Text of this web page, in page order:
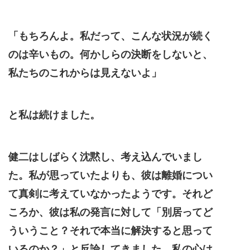
「もちろんよ。私だって、こんな状況が続く
のは辛いもの。何かしらの決断をしないと、
私たちのこれからは見えないよ」
と私は続けました。
健二はしばらく沈黙し、考え込んでいまし
た。私が思っていたよりも、彼は離婚につい
て真剣に考えていなかったようです。それど
ころか、彼は私の発言に対して「別居ってど
ういうこと？それで本当に解決すると思って